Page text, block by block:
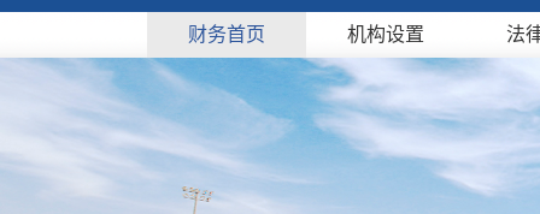
财务首页 机构设置 法